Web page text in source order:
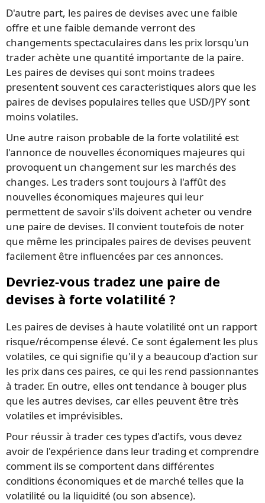
D'autre part, les paires de devises avec une faible
offre et une faible demande verront des
changements spectaculaires dans les prix lorsqu'un
trader achète une quantité importante de la paire.
Les paires de devises qui sont moins tradees
presentent souvent ces caracteristiques alors que les
paires de devises populaires telles que USD/JPY sont
moins volatiles.
Une autre raison probable de la forte volatilité est
l'annonce de nouvelles économiques majeures qui
provoquent un changement sur les marchés des
changes. Les traders sont toujours à l'affût des
nouvelles économiques majeures qui leur
permettent de savoir s'ils doivent acheter ou vendre
une paire de devises. Il convient toutefois de noter
que même les principales paires de devises peuvent
facilement être influencées par ces annonces.
Devriez-vous tradez une paire de
devises à forte volatilité ?
Les paires de devises à haute volatilité ont un rapport
risque/récompense élevé. Ce sont également les plus
volatiles, ce qui signifie qu'il y a beaucoup d'action sur
les prix dans ces paires, ce qui les rend passionnantes
à trader. En outre, elles ont tendance à bouger plus
que les autres devises, car elles peuvent être très
volatiles et imprévisibles.
Pour réussir à trader ces types d'actifs, vous devez
avoir de l'expérience dans leur trading et comprendre
comment ils se comportent dans différentes
conditions économiques et de marché telles que la
volatilité ou la liquidité (ou son absence).